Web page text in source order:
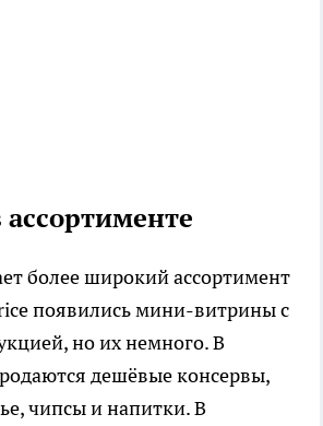
более широкий ассортимент
появились мини-витрины с
но их немного. В
дешёвые консервы,
чипсы и напитки. В